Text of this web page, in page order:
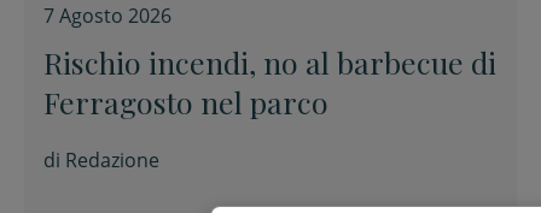
7 Agosto 2026
Rischio incendi, no al barbecue di
Ferragosto nel parco
di Redazione